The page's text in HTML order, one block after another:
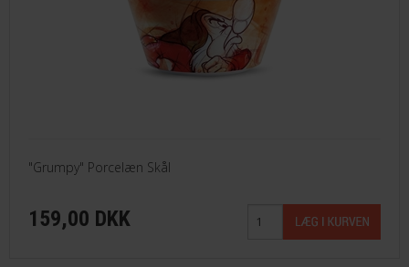
"Grumpy" Porcelæn Skål
159,00 DKK